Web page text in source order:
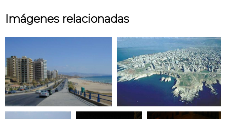
Imágenes relacionadas